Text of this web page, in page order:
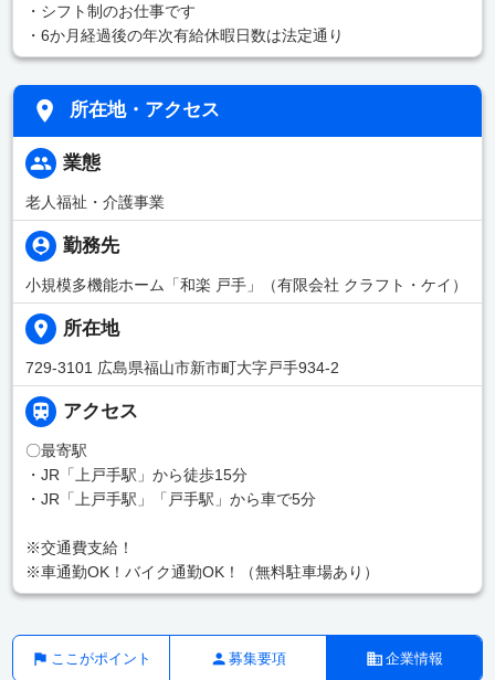
・シフト制のお仕事です
・6か月経過後の年次有給休暇日数は法定通り
所在地・アクセス
業態
老人福祉・介護事業
勤務先
小規模多機能ホーム「和楽 戸手」（有限会社 クラフト・ケイ）
所在地
729-3101 広島県福山市新市町大字戸手934-2
アクセス
〇最寄駅
・JR「上戸手駅」から徒歩15分
・JR「上戸手駅」「戸手駅」から車で5分
※交通費支給！
※車通勤OK！バイク通勤OK！（無料駐車場あり）
ここがポイント 募集要項 企業情報